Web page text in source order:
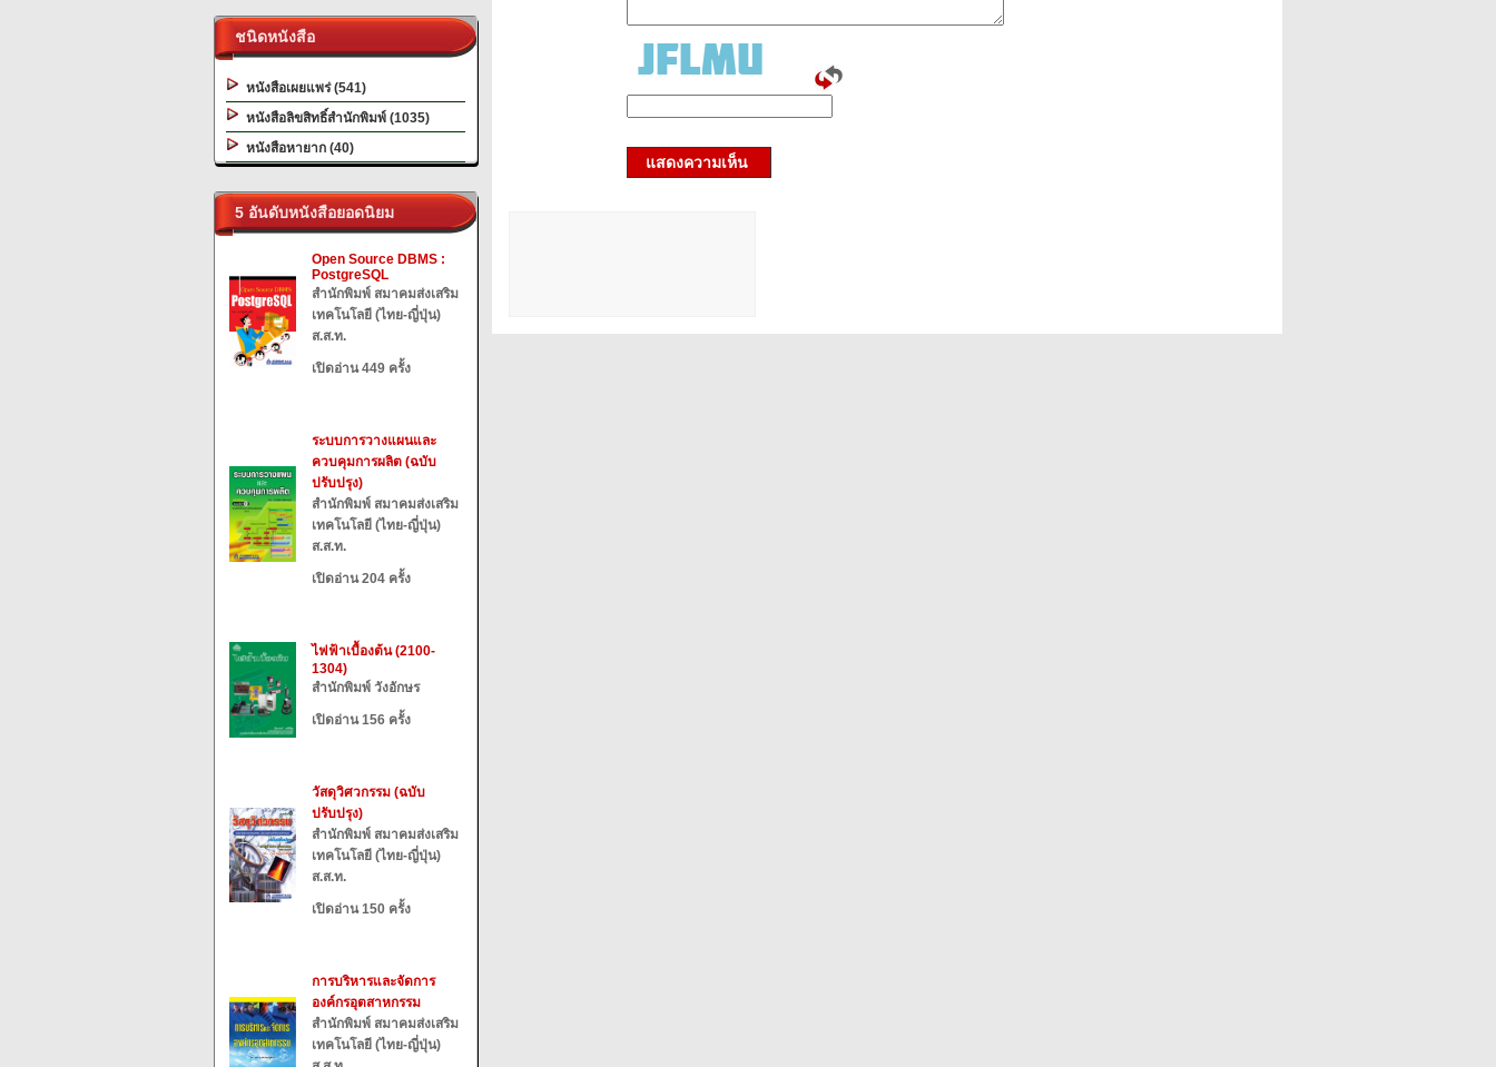
ชนิดหนังสือ
หนังสือเผยแพร่ (541)
หนังสือลิขสิทธิ์สำนักพิมพ์ (1035)
หนังสือหายาก (40)
5 อันดับหนังสือยอดนิยม
Open Source DBMS :
PostgreSQL
สำนักพิมพ์ สมาคมส่งเสริม
เทคโนโลยี (ไทย-ญี่ปุ่น)
ส.ส.ท.
เปิดอ่าน 449 ครั้ง
ระบบการวางแผนและ
ควบคุมการผลิต (ฉบับ
ปรับปรุง)
สำนักพิมพ์ สมาคมส่งเสริม
เทคโนโลยี (ไทย-ญี่ปุ่น)
ส.ส.ท.
เปิดอ่าน 204 ครั้ง
ไฟฟ้าเบื้องต้น (2100-
1304)
สำนักพิมพ์ วังอักษร
เปิดอ่าน 156 ครั้ง
วัสดุวิศวกรรม (ฉบับ
ปรับปรุง)
สำนักพิมพ์ สมาคมส่งเสริม
เทคโนโลยี (ไทย-ญี่ปุ่น)
ส.ส.ท.
เปิดอ่าน 150 ครั้ง
การบริหารและจัดการ
องค์กรอุตสาหกรรม
สำนักพิมพ์ สมาคมส่งเสริม
เทคโนโลยี (ไทย-ญี่ปุ่น)
แสดงความเห็น